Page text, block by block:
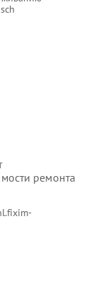
ремонта